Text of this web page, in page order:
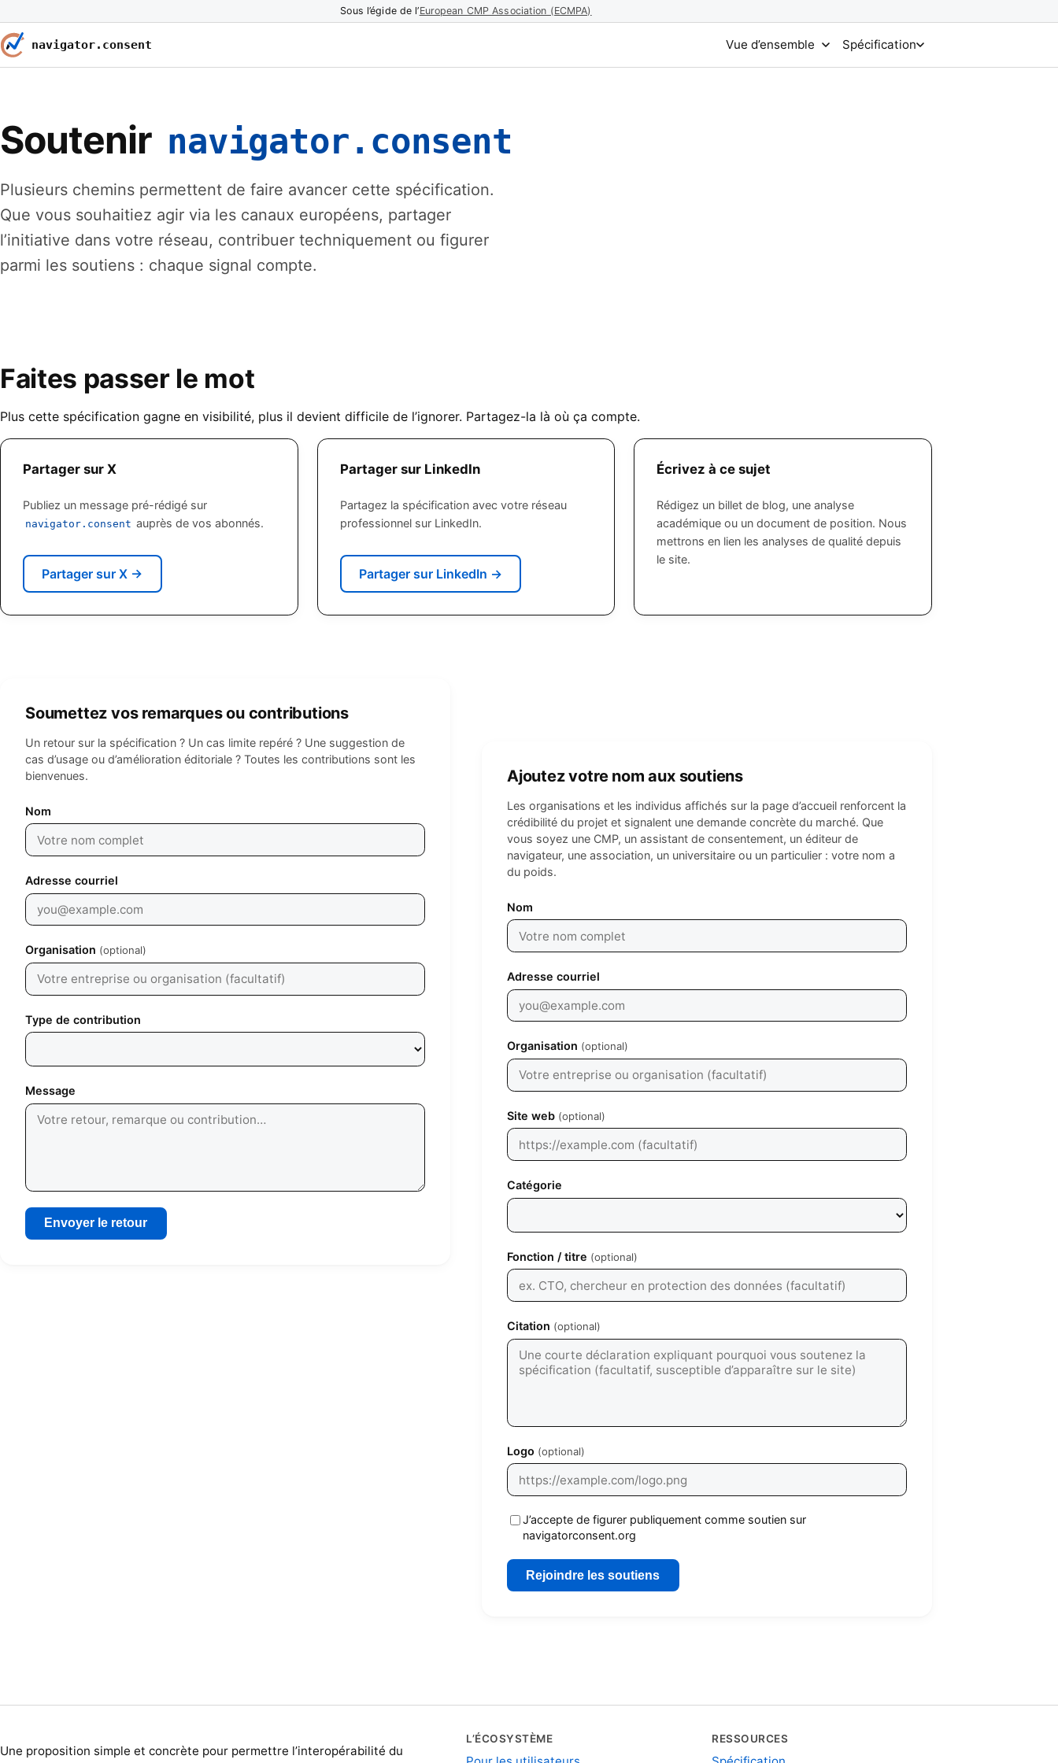
Sous l’égide de l’European CMP Association (ECMPA)
navigator.consent Vue d’ensemble Spécification
Soutenir navigator.consent
Plusieurs chemins permettent de faire avancer cette spécification.
Que vous souhaitiez agir via les canaux européens, partager
l’initiative dans votre réseau, contribuer techniquement ou figurer
parmi les soutiens : chaque signal compte.
Faites passer le mot
Plus cette spécification gagne en visibilité, plus il devient difficile de l’ignorer. Partagez-la là où ça compte.
Partager sur X
Publiez un message pré-rédigé sur
navigator.consent auprès de vos abonnés.
Partager sur X →
Partager sur LinkedIn
Partagez la spécification avec votre réseau
professionnel sur LinkedIn.
Partager sur LinkedIn →
Écrivez à ce sujet
Rédigez un billet de blog, une analyse
académique ou un document de position. Nous
mettrons en lien les analyses de qualité depuis
le site.
Soumettez vos remarques ou contributions
Un retour sur la spécification ? Un cas limite repéré ? Une suggestion de
cas d’usage ou d’amélioration éditoriale ? Toutes les contributions sont les
bienvenues.
Leave empty
Nom
Adresse courriel
Organisation (optional)
Type de contribution
Message
Envoyer le retour
Ajoutez votre nom aux soutiens
Les organisations et les individus affichés sur la page d’accueil renforcent la
crédibilité du projet et signalent une demande concrète du marché. Que
vous soyez une CMP, un assistant de consentement, un éditeur de
navigateur, une association, un universitaire ou un particulier : votre nom a
du poids.
Leave empty
Nom
Adresse courriel
Organisation (optional)
Site web (optional)
Catégorie
Fonction / titre (optional)
Citation (optional)
Logo (optional)
J’accepte de figurer publiquement comme soutien sur
navigatorconsent.org
Rejoindre les soutiens
Une proposition simple et concrète pour permettre l’interopérabilité du
L’ÉCOSYSTÈME RESSOURCES